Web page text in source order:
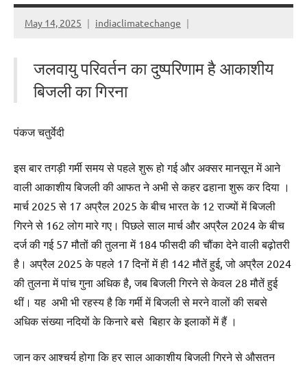
May 14, 2025 indiaclimatechange
जलवायु परिवर्तन का दुष्परिणाम है आकाशीय
बिजली का गिरना
पंकज चतुर्वेदी
इस बार तगड़ी गर्मी समय से पहले शुरू हो गई और अक्सर मानसून में आने
वाली आकाशीय बिजली की आफत ने अभी से कहर ढहाना शुरू कर दिया ।
मार्च 2025 से 17 अप्रैल 2025 के बीच भारत के 12 राज्यों में बिजली
गिरने से 162 लोग मारे गए। पिछले साल मार्च और अप्रैल 2024 के बीच
दर्ज की गई 57 मौतों की तुलना में 184 फीसदी की चौंका देने वाली बढ़ोतरी
है। अप्रैल 2025 के पहले 17 दिनों में ही 142 मौतें हुई, जो अप्रैल 2024
की तुलना में पांच गुना अधिक है, जब बिजली गिरने से केवल 28 मौतें हुई
थीं। यह अभी भी रहस्य है कि गर्मी में बिजली से मरने वालों की सबसे
अधिक संख्या नदियों के किनारे बसे बिहार के इलाकों में हैं ।
जान कर आश्चर्य होगा कि हर साल आकाशीय बिजली गिरने से औसतन